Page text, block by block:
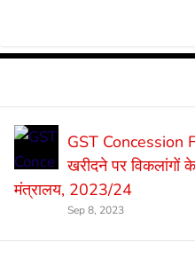
GST Concession
खरीदने पर विकलांगों के
मंत्रालय, 2023/24
Sep 8, 2023